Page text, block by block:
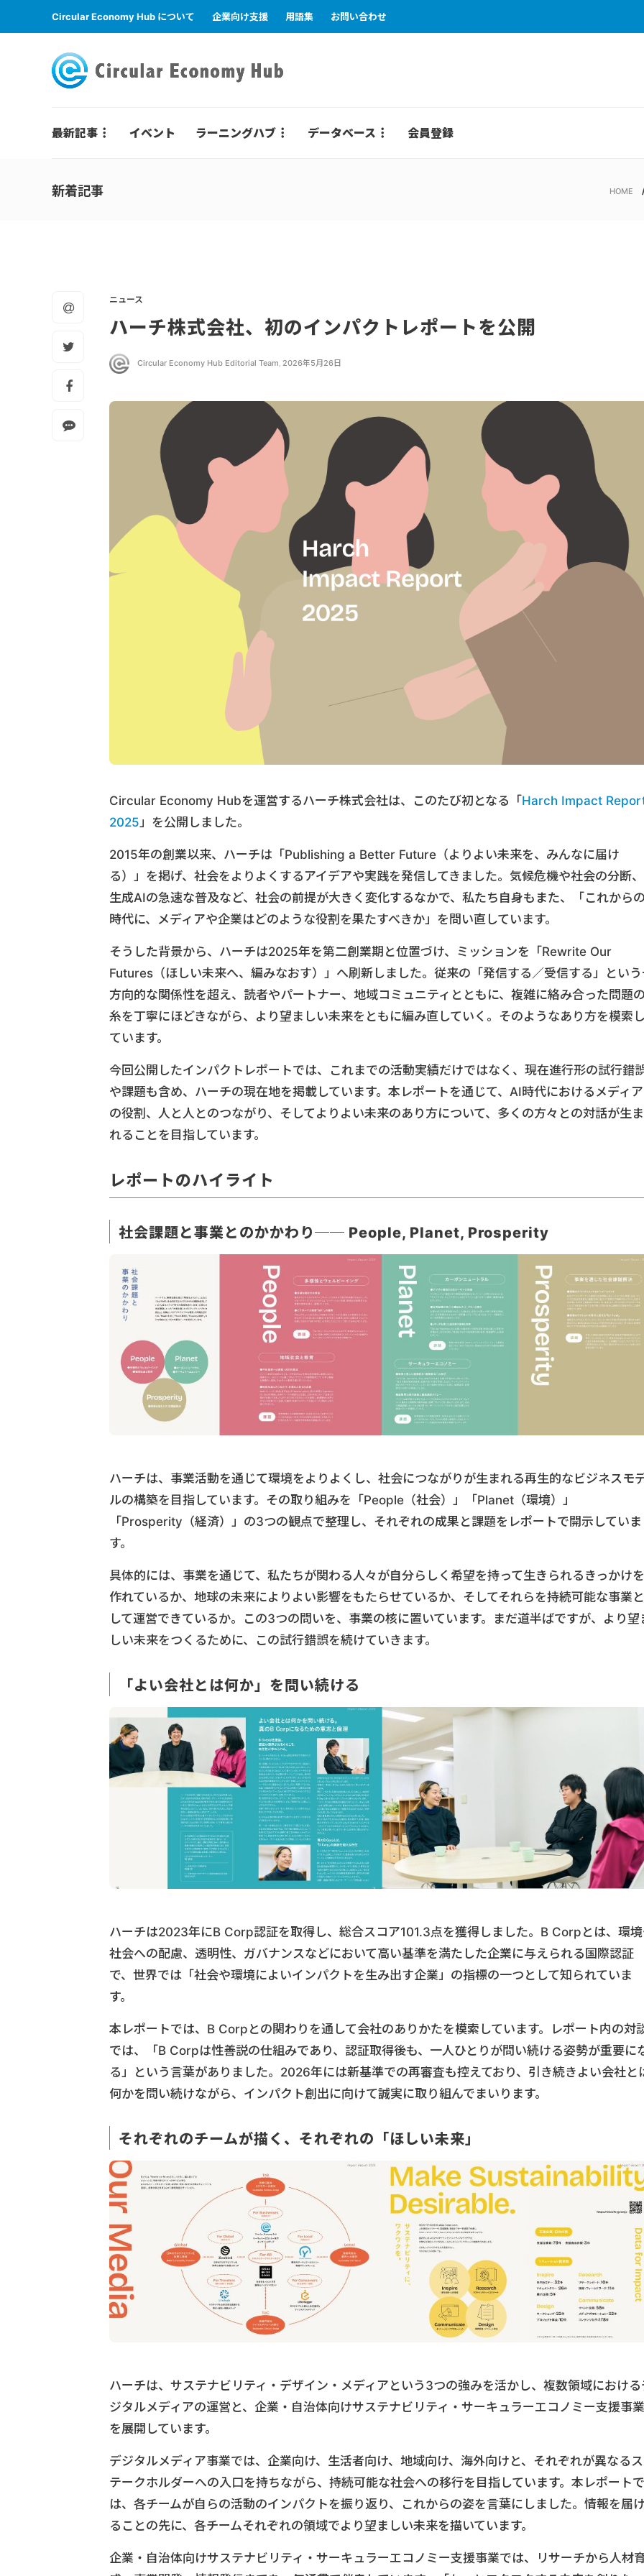
Circular Economy Hub について 企業向け支援 用語集 お問い合わせ
最新記事 イベント ラーニングハブ データベース 会員登録
新着記事 HOME
ニュース
ハーチ株式会社、初のインパクトレポートを公開
Circular Economy Hub Editorial Team, 2026年5月26日
Circular Economy Hubを運営するハーチ株式会社は、このたび初となる「Harch Impact
2025 」を公開しました。
2015年の創業以来、ハーチは「Publishing a Better Future（よりよい未来を、みんなに届け
る）」を掲げ、社会をよりよくするアイデアや実践を発信してきました。気候危機や社会の分断、
生成AIの急速な普及など、社会の前提が大きく変化するなかで、私たち自身もまた、「これから
時代に、メディアや企業はどのような役割を果たすべきか」を問い直しています。
そうした背景から、ハーチは2025年を第二創業期と位置づけ、ミッションを「Rewrite Our
Futures（ほしい未来へ、編みなおす）」へ刷新しました。従来の「発信する／受信する」とい
方向的な関係性を超え、読者やパートナー、地域コミュニティとともに、複雑に絡み合った問題
糸を丁寧にほどきながら、より望ましい未来をともに編み直していく。そのようなあり方を模索
ています。
今回公開したインパクトレポートでは、これまでの活動実績だけではなく、現在進行形の試行錯
や課題も含め、ハーチの現在地を掲載しています。本レポートを通じて、AI時代におけるメディア
の役割、人と人とのつながり、そしてよりよい未来のあり方について、多くの方々との対話が生ま
れることを目指しています。
レポートのハイライト
社会課題と事業とのかかわり── People, Planet, Prosperity
ハーチは、事業活動を通じて環境をよりよくし、社会につながりが生まれる再生的なビジネスモ
ルの構築を目指しています。その取り組みを「People（社会）」「Planet（環境）」
「Prosperity（経済）」の3つの観点で整理し、それぞれの成果と課題をレポートで開示していま
す。
具体的には、事業を通じて、私たちが関わる人々が自分らしく希望を持って生きられるきっかけを
作れているか、地球の未来によりよい影響をもたらせているか、そしてそれらを持続可能な事業と
して運営できているか。この3つの問いを、事業の核に置いています。まだ道半ばですが、より望
しい未来をつくるために、この試行錯誤を続けていきます。
「よい会社とは何か」を問い続ける
ハーチは2023年にB Corp認証を取得し、総合スコア101.3点を獲得しました。B Corpとは、環
社会への配慮、透明性、ガバナンスなどにおいて高い基準を満たした企業に与えられる国際認証
で、世界では「社会や環境によいインパクトを生み出す企業」の指標の一つとして知られていま
す。
本レポートでは、B Corpとの関わりを通して会社のありかたを模索しています。レポート内の対
では、「B Corpは性善説の仕組みであり、認証取得後も、一人ひとりが問い続ける姿勢が重要に
る」という言葉がありました。2026年には新基準での再審査も控えており、引き続きよい会社と
何かを問い続けながら、インパクト創出に向けて誠実に取り組んでまいります。
それぞれのチームが描く、それぞれの「ほしい未来」
ハーチは、サステナビリティ・デザイン・メディアという3つの強みを活かし、複数領域における
ジタルメディアの運営と、企業・自治体向けサステナビリティ・サーキュラーエコノミー支援事業
を展開しています。
デジタルメディア事業では、企業向け、生活者向け、地域向け、海外向けと、それぞれが異なるス
テークホルダーへの入口を持ちながら、持続可能な社会への移行を目指しています。本レポートで
は、各チームが自らの活動のインパクトを振り返り、これからの姿を言葉にしました。情報を届
ることの先に、各チームそれぞれの領域でより望ましい未来を描いています。
企業・自治体向けサステナビリティ・サーキュラーエコノミー支援事業では、リサーチから人材